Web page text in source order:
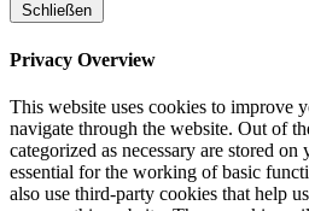
Schließen
Privacy Overview
This website uses cookies to improve
navigate through the website. Out of
categorized as necessary are stored
essential for the working of basic
also use third-party cookies that help